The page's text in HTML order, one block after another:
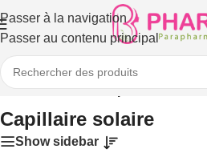
Passer à la navigation
Passer au contenu principal
Accueil/Cheveux/Capillaire solaire
Capillaire solaire
Show sidebar